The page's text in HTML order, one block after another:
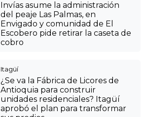
Invías asume la administración
del peaje Las Palmas, en
Envigado y comunidad de El
Escobero pide retirar la caseta de
cobro
Itagüí
¿Se va la Fábrica de Licores de
Antioquia para construir
unidades residenciales? Itagüí
aprobó el plan para transformar